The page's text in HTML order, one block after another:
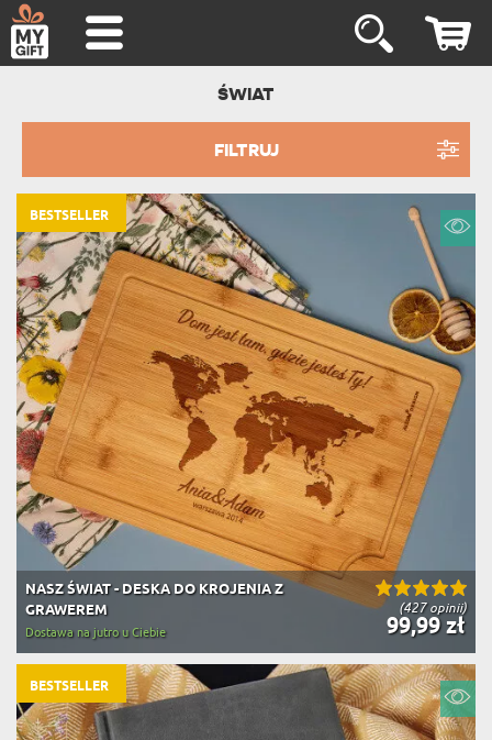
ŚWIAT
FILTRUJ
(427 opinii)
NASZ ŚWIAT - DESKA DO KROJENIA Z
GRAWEREM
99,99 zł
Dostawa na jutro u Ciebie
BESTSELLER
BESTSELLER